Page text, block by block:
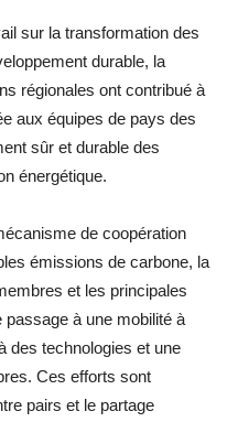
sur la transformation des
durable, la
régionales ont contribué à
aux équipes de pays des
sûr et durable des
énergétique.
de coopération
émissions de carbone, la
et les principales
passage à une mobilité à
des technologies et une
Ces efforts sont
pairs et le partage